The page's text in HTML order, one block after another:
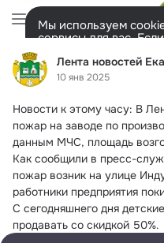
Лента новостей
10 янв 2025
Новости к этому часу: В
пожар на заводе по
данным МЧС, площадь
Как сообщили в пресс-
пожар возник на улице
работники предприятия
С сегодняшнего дня
продавать со скидкой 50%.
Мы используем
сервисы для вас.
представитель.
Разрешить все
Лента новостей
Лента
Дополнительная
48 290 Обсуждаемые